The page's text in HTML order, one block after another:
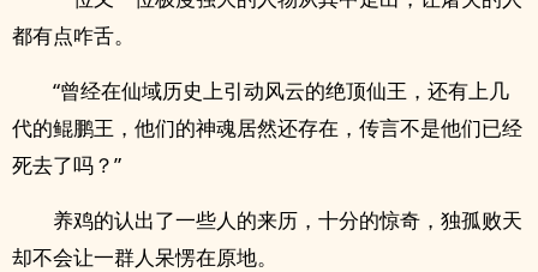
都有点咋舌。
“曾经在仙域历史上引动风云的绝顶仙王，还有上几
代的鲲鹏王，他们的神魂居然还存在，传言不是他们已经
死去了吗？”
养鸡的认出了一些人的来历，十分的惊奇，独孤败天
却不会让一群人呆愣在原地。